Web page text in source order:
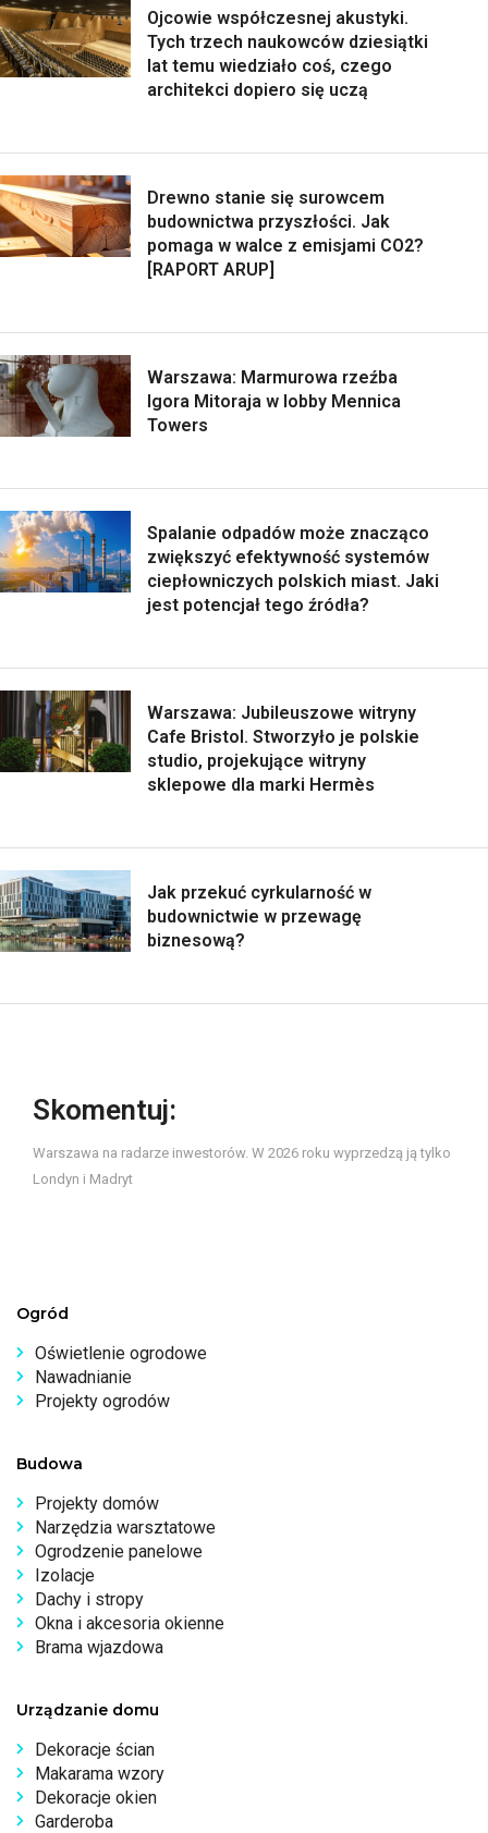
Ojcowie współczesnej akustyki.
Tych trzech naukowców dziesiątki
lat temu wiedziało coś, czego
architekci dopiero się uczą
Drewno stanie się surowcem
budownictwa przyszłości. Jak
pomaga w walce z emisjami CO2?
[RAPORT ARUP]
Warszawa: Marmurowa rzeźba
Igora Mitoraja w lobby Mennica
Towers
Spalanie odpadów może znacząco
zwiększyć efektywność systemów
ciepłowniczych polskich miast. Jaki
jest potencjał tego źródła?
Warszawa: Jubileuszowe witryny
Cafe Bristol. Stworzyło je polskie
studio, projekujące witryny
sklepowe dla marki Hermès
Jak przekuć cyrkularność w
budownictwie w przewagę
biznesową?
Skomentuj:
Warszawa na radarze inwestorów. W 2026 roku wyprzedzą ją tylko
Londyn i Madryt
Ogród
Oświetlenie ogrodowe
Nawadnianie
Projekty ogrodów
Budowa
Projekty domów
Narzędzia warsztatowe
Ogrodzenie panelowe
Izolacje
Dachy i stropy
Okna i akcesoria okienne
Brama wjazdowa
Urządzanie domu
Dekoracje ścian
Makarama wzory
Dekoracje okien
Garderoba